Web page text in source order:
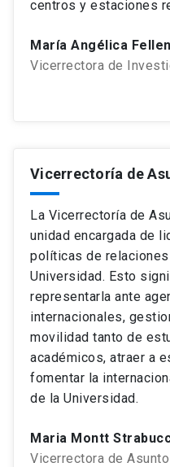
centros y estaciones
María Angélica
Vicerrectora de
Vicerrectoría de
La Vicerrectoría de
unidad encargada de
políticas de
Universidad. Esto
representarla ante
internacionales,
movilidad tanto de
académicos, atraer a
fomentar la
de la Universidad.
Maria Montt
Vicerrectora de